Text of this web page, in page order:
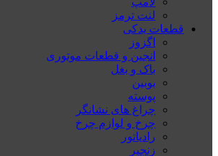
لنت ترمز
قطعات یدکی
اگزوز
انجین و قطعات موتوری
باک و بغل
بوبین
پوسته
چراغ های نشانگر
چرخ و لوازم چرخ
رادیاتور
زنجیر